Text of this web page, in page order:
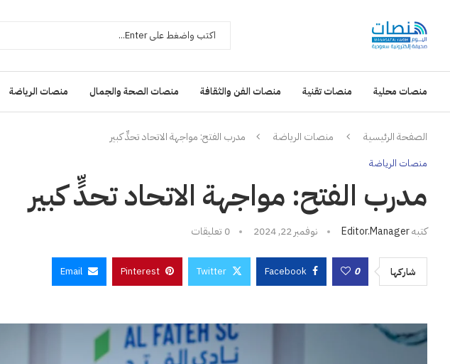
منصات محلية منصات تقنية منصات الفن والثقافة منصات الصحة والجمال منصات الرياضة
الصفحة الرئيسية منصات الرياضة مدرب الفتح: مواجهة الاتحاد تحدٍّ كبير
منصات الرياضة
مدرب الفتح: مواجهة الاتحاد تحدٍّ كبير
كتبهEditor.manager نوفمبر 22, 2024 0 تعليقات
شاركها 0
Facebook
Twitter
Pinterest
Email